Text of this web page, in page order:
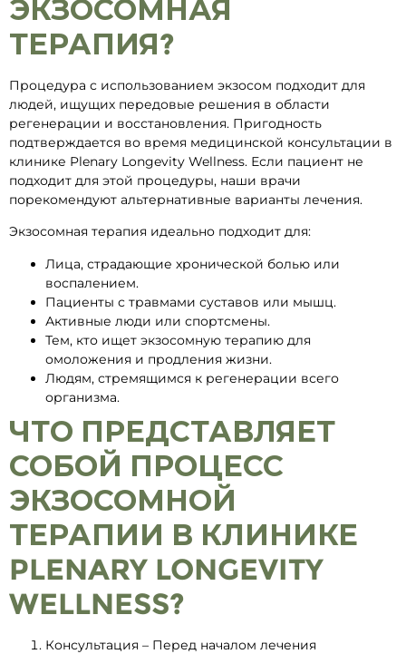
ЭКЗОСОМНАЯ
ТЕРАПИЯ?
Процедура с использованием экзосом подходит для
людей, ищущих передовые решения в области
регенерации и восстановления. Пригодность
подтверждается во время медицинской консультации в
клинике Plenary Longevity Wellness. Если пациент не
подходит для этой процедуры, наши врачи
порекомендуют альтернативные варианты лечения.
Экзосомная терапия идеально подходит для:
Лица, страдающие хронической болью или
воспалением.
Пациенты с травмами суставов или мышц.
Активные люди или спортсмены.
Тем, кто ищет экзосомную терапию для
омоложения и продления жизни.
Людям, стремящимся к регенерации всего
организма.
ЧТО ПРЕДСТАВЛЯЕТ
СОБОЙ ПРОЦЕСС
ЭКЗОСОМНОЙ
ТЕРАПИИ В КЛИНИКЕ
PLENARY LONGEVITY
WELLNESS?
Консультация – Перед началом лечения